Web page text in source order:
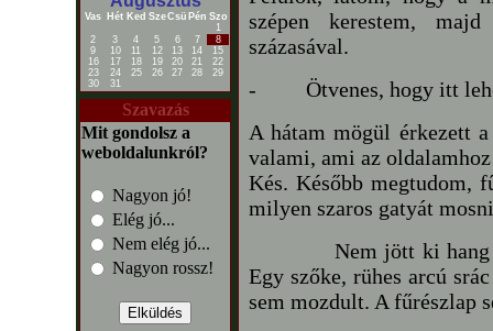
Vas Hét Ked SzeCsü Pén Szo
1
2
3 4 5 6 7
8
9
10 11 12 13 14
15
16
17 18 19 20 21
22
23
24 25 26 27 28
29
30
31
Szavazás
Mit gondolsz a
weboldalunkról?
Nagyon jó!
Elég jó...
Nem elég jó...
Nagyon rossz!
szépen kerestem,
százasával.
-
Ötvenes, hogy itt
A hátam mögül érkezett
valami, ami az
Kés. Később megtudom,
milyen szaros gatyát
Nem jött ki hang a
Egy szőke, rühes arcú
sem mozdult. A fűrészlap